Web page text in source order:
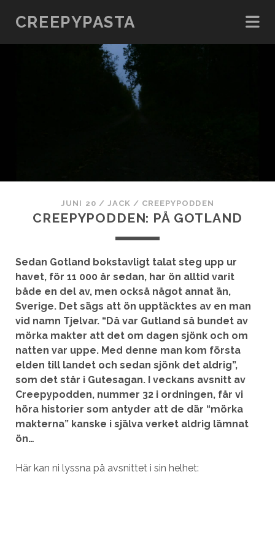
CREEPYPASTA
JUNI 20 / JACK / CREEPYPODDEN
CREEPYPODDEN: PÅ GOTLAND
Sedan Gotland bokstavligt talat steg upp ur
havet, för 11 000 år sedan, har ön alltid varit
både en del av, men också något annat än,
Sverige. Det sägs att ön upptäcktes av en man
vid namn Tjelvar. “Då var Gutland så bundet av
mörka makter att det om dagen sjönk och om
natten var uppe. Med denne man kom första
elden till landet och sedan sjönk det aldrig”,
som det står i Gutesagan. I veckans avsnitt av
Creepypodden, nummer 32 i ordningen, får vi
höra historier som antyder att de där “mörka
makterna” kanske i själva verket aldrig lämnat
ön…
Här kan ni lyssna på avsnittet i sin helhet: